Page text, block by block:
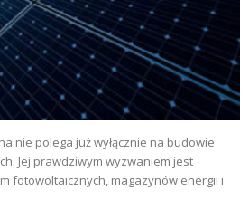
nie polega już wyłącznie na budowie
Jej prawdziwym wyzwaniem jest
fotowoltaicznych, magazynów energii i